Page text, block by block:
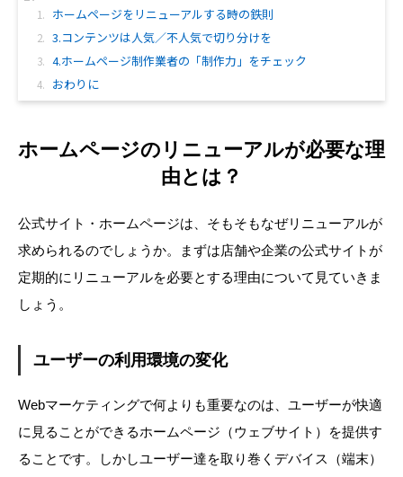
ホームページをリニューアルする時の鉄則
3.コンテンツは人気／不人気で切り分けを
4.ホームページ制作業者の「制作力」をチェック
おわりに
ホームページのリニューアルが必要な理
由とは？
公式サイト・ホームページは、そもそもなぜリニューアルが
求められるのでしょうか。まずは店舗や企業の公式サイトが
定期的にリニューアルを必要とする理由について見ていきま
しょう。
ユーザーの利用環境の変化
Webマーケティングで何よりも重要なのは、ユーザーが快適
に見ることができるホームページ（ウェブサイト）を提供す
ることです。しかしユーザー達を取り巻くデバイス（端末）